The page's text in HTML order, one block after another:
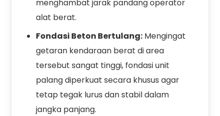
menghambat jarak pandang operator
alat berat.
Fondasi Beton Bertulang: Mengingat
getaran kendaraan berat di area
tersebut sangat tinggi, fondasi unit
palang diperkuat secara khusus agar
tetap tegak lurus dan stabil dalam
jangka panjang.